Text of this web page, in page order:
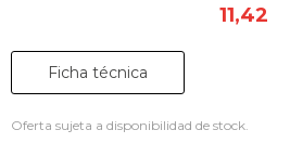
11,42
Ficha técnica
Oferta sujeta a disponibilidad de stock.